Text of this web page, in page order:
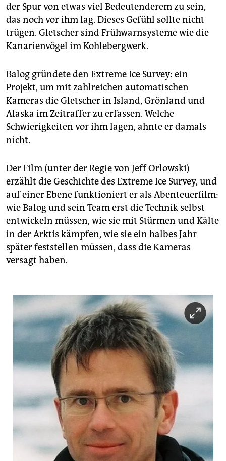
der Spur von etwas viel Bedeutenderem zu sein,
das noch vor ihm lag. Dieses Gefühl sollte nicht
trügen. Gletscher sind Frühwarnsysteme wie die
Kanarienvögel im Kohlebergwerk.
Balog gründete den Extreme Ice Survey: ein
Projekt, um mit zahlreichen automatischen
Kameras die Gletscher in Island, Grönland und
Alaska im Zeitraffer zu erfassen. Welche
Schwierigkeiten vor ihm lagen, ahnte er damals
nicht.
Der Film (unter der Regie von Jeff Orlowski)
erzählt die Geschichte des Extreme Ice Survey, und
auf einer Ebene funktioniert er als Abenteuerfilm:
wie Balog und sein Team erst die Technik selbst
entwickeln müssen, wie sie mit Stürmen und Kälte
in der Arktis kämpfen, wie sie ein halbes Jahr
später feststellen müssen, dass die Kameras
versagt haben.